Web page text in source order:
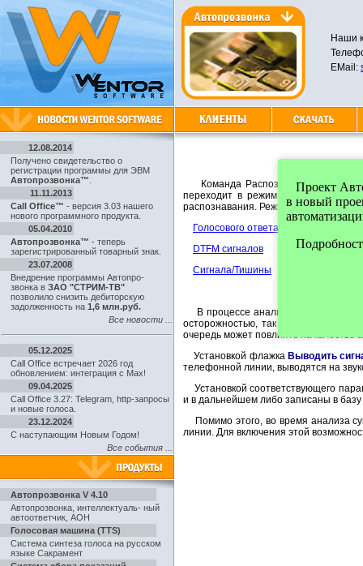
Наши
EMail:
12.08.2014
Получено свидетельство о
регистрации программы для ЭВМ
Автопрозвонка™
11.11.2013
Call Office™ - версия 3.03 нашего
нового программного продукта.
05.04.2010
Автопрозвонка™ - теперь
зарегистрированный товарный знак.
23.07.2008
Внедрение программы Автопро-
звонка в ЗАО "СТРИМ-ТВ"
позволило снизить дебиторскую
задолженность на 1,6 млн.руб.
Все новости ...
05.12.2025
Call Office встречает 2026 год
обновлением: интеграция с Max!
09.04.2025
Call Office 3.27: Telegram, http-запросы
и новые голоса.
23.12.2024
С наступающим Новым Годом!
Все события ...
Автопрозвонка V 4.10
Автопрозвонка интеллектуаль- ный
автоответчик, АОН
Голосовая машина (TTS)
Система синтеза голоса на русском
языке Сакрамент
Команда Распознавание
переходит в режим оцифровки
распознавания. Режим
Голосового ответа абонента
DTFM сигналов
Сигнала/Тишины
В процессе анализа возможно
осторожностью, так как вывод
очередь может повлиять на качество
Установкой флажка Выводить
телефонной линии, выводятся на
Установкой соответствующего
и в дальнейшем либо записаны в
Помимо этого, во время анализа
линии. Для включения этой
Проект
в новый